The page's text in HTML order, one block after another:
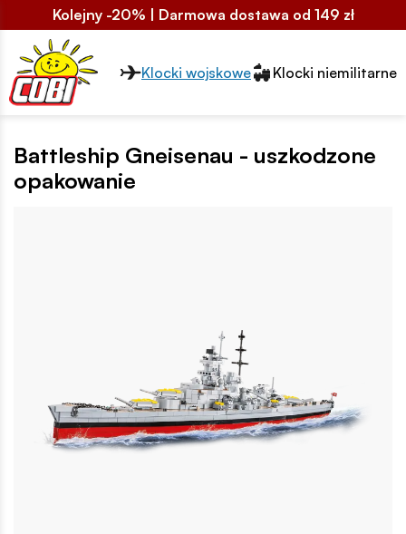
Kolejny -20% | Darmowa dostawa od 149 zł
Przełącznik segmentów2
Klocki wojskowe Klocki niemilitarne
Battleship Gneisenau - uszkodzone
opakowanie